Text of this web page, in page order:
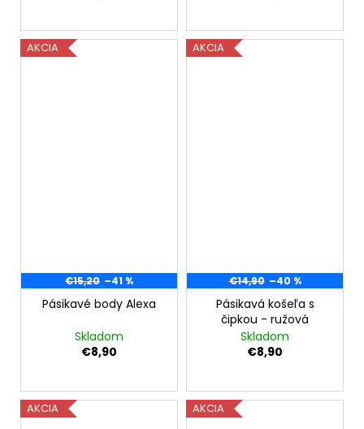
AKCIA
€15,20 –41 %
Pásikavé body Alexa
Skladom
€8,90
AKCIA
€14,90 –40 %
Pásikavá košeľa s
čipkou - ružová
Skladom
€8,90
AKCIA AKCIA